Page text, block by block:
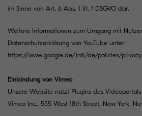
im Sinne von Art. 6 Abs. 1 lit. f DSGVO dar.
Weitere Informationen zum Umgang mit
Datenschutzerklärung von YouTube unter:
https://www.google.de/intl/de/policies/privacy.
Einbindung von Vimeo
Unsere Website nutzt Plugins des
Vimeo Inc., 555 West 18th Street, New York,